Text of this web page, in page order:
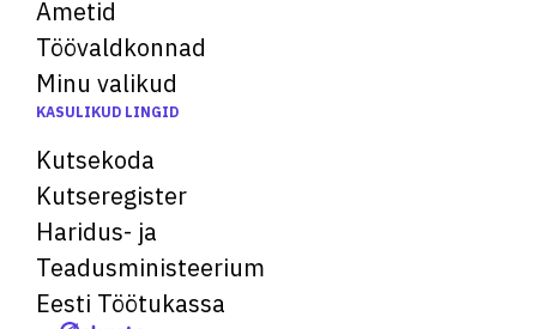
Ametid
Töövaldkonnad
Minu valikud
KASULIKUD LINGID
Kutsekoda
Kutseregister
Haridus- ja
Teadusministeerium
Eesti Töötukassa